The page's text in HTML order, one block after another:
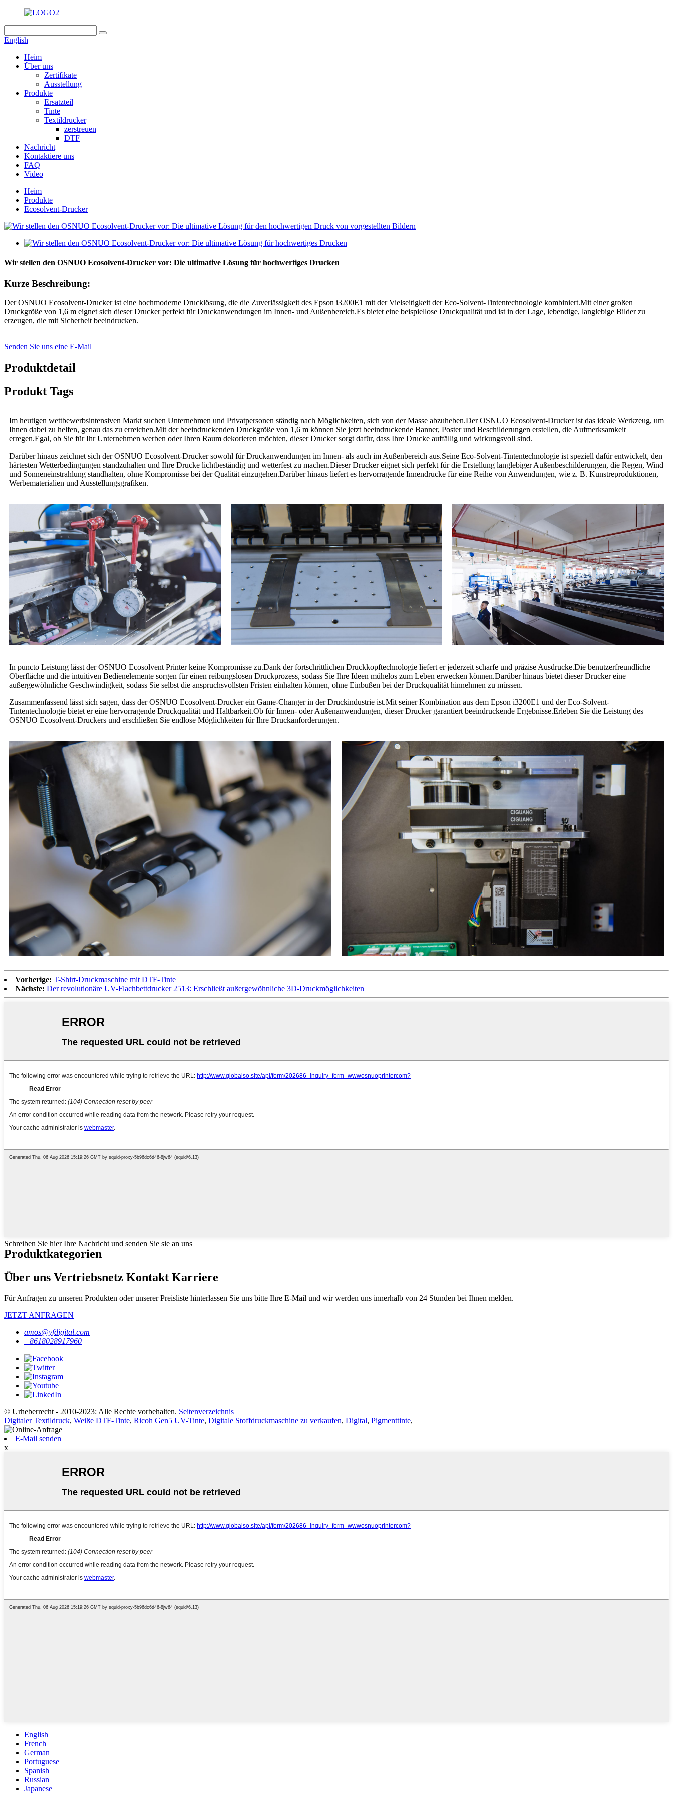
English
Heim
Über uns
Zertifikate
Ausstellung
Produkte
Ersatzteil
Tinte
Textildrucker
zerstreuen
DTF
Nachricht
Kontaktiere uns
FAQ
Video
Heim
Produkte
Ecosolvent-Drucker
Wir stellen den OSNUO Ecosolvent-Drucker vor: Die ultimative Lösung für hochwertiges Drucken
Kurze Beschreibung:
Der OSNUO Ecosolvent-Drucker ist eine hochmoderne Drucklösung, die die Zuverlässigkeit des Epson i3200E1 mit der Vielseitigkeit der Eco-Solvent-Tintentechnologie kombiniert.Mit einer großen
Druckgröße von 1,6 m eignet sich dieser Drucker perfekt für Druckanwendungen im Innen- und Außenbereich.Es bietet eine beispiellose Druckqualität und ist in der Lage, lebendige, langlebige Bilder zu
erzeugen, die mit Sicherheit beeindrucken.
Senden Sie uns eine E-Mail
Produktdetail
Produkt Tags
Im heutigen wettbewerbsintensiven Markt suchen Unternehmen und Privatpersonen ständig nach Möglichkeiten, sich von der Masse abzuheben.Der OSNUO Ecosolvent-Drucker ist das ideale Werkzeug, um
Ihnen dabei zu helfen, genau das zu erreichen.Mit der beeindruckenden Druckgröße von 1,6 m können Sie jetzt beeindruckende Banner, Poster und Beschilderungen erstellen, die Aufmerksamkeit
erregen.Egal, ob Sie für Ihr Unternehmen werben oder Ihren Raum dekorieren möchten, dieser Drucker sorgt dafür, dass Ihre Drucke auffällig und wirkungsvoll sind.
Darüber hinaus zeichnet sich der OSNUO Ecosolvent-Drucker sowohl für Druckanwendungen im Innen- als auch im Außenbereich aus.Seine Eco-Solvent-Tintentechnologie ist speziell dafür entwickelt, den
härtesten Wetterbedingungen standzuhalten und Ihre Drucke lichtbeständig und wetterfest zu machen.Dieser Drucker eignet sich perfekt für die Erstellung langlebiger Außenbeschilderungen, die Regen, Wind
und Sonneneinstrahlung standhalten, ohne Kompromisse bei der Qualität einzugehen.Darüber hinaus liefert es hervorragende Innendrucke für eine Reihe von Anwendungen, wie z. B. Kunstreproduktionen,
Werbematerialien und Ausstellungsgrafiken.
In puncto Leistung lässt der OSNUO Ecosolvent Printer keine Kompromisse zu.Dank der fortschrittlichen Druckkopftechnologie liefert er jederzeit scharfe und präzise Ausdrucke.Die benutzerfreundliche
Oberfläche und die intuitiven Bedienelemente sorgen für einen reibungslosen Druckprozess, sodass Sie Ihre Ideen mühelos zum Leben erwecken können.Darüber hinaus bietet dieser Drucker eine
außergewöhnliche Geschwindigkeit, sodass Sie selbst die anspruchsvollsten Fristen einhalten können, ohne Einbußen bei der Druckqualität hinnehmen zu müssen.
Zusammenfassend lässt sich sagen, dass der OSNUO Ecosolvent-Drucker ein Game-Changer in der Druckindustrie ist.Mit seiner Kombination aus dem Epson i3200E1 und der Eco-Solvent-
Tintentechnologie bietet er eine hervorragende Druckqualität und Haltbarkeit.Ob für Innen- oder Außenanwendungen, dieser Drucker garantiert beeindruckende Ergebnisse.Erleben Sie die Leistung des
OSNUO Ecosolvent-Druckers und erschließen Sie endlose Möglichkeiten für Ihre Druckanforderungen.
Vorherige: T-Shirt-Druckmaschine mit DTF-Tinte
Nächste: Der revolutionäre UV-Flachbettdrucker 2513: Erschließt außergewöhnliche 3D-Druckmöglichkeiten
Schreiben Sie hier Ihre Nachricht und senden Sie sie an uns
Produktkategorien
Über uns Vertriebsnetz Kontakt Karriere
Für Anfragen zu unseren Produkten oder unserer Preisliste hinterlassen Sie uns bitte Ihre E-Mail und wir werden uns innerhalb von 24 Stunden bei Ihnen melden.
JETZT ANFRAGEN
amos@yfdigital.com
+8618028917960
© Urheberrecht - 2010-2023: Alle Rechte vorbehalten. Seitenverzeichnis
Digitaler Textildruck, Weiße DTF-Tinte, Ricoh Gen5 UV-Tinte, Digitale Stoffdruckmaschine zu verkaufen, Digital, Pigmenttinte,
E-Mail senden
x
English
French
German
Portuguese
Spanish
Russian
Japanese